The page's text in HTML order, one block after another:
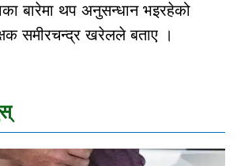
बारेमा थप अनुसन्धान भइरहेको
समीरचन्द्र खरेलले बताए ।